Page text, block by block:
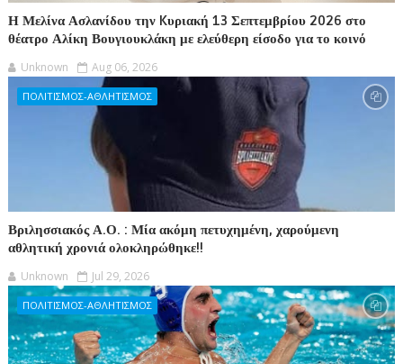
Η Μελίνα Ασλανίδου την Kυριακή 13 Σεπτεμβρίου 2026 στο
θέατρο Αλίκη Βουγιουκλάκη με ελεύθερη είσοδο για το κοινό
Unknown Aug 06, 2026
ΠΟΛΙΤΙΣΜΟΣ-ΑΘΛΗΤΙΣΜΟΣ
Βριλησσιακός Α.Ο. : Μία ακόμη πετυχημένη, χαρούμενη
αθλητική χρονιά ολοκληρώθηκε!!
Unknown Jul 29, 2026
ΠΟΛΙΤΙΣΜΟΣ-ΑΘΛΗΤΙΣΜΟΣ